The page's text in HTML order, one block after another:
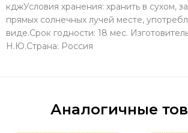
кджУсловия хранения: хранить в сухом,
прямых солнечных лучей месте,
виде.Срок годности: 18 мес.
Н.Ю.Страна: Россия
Аналогичные